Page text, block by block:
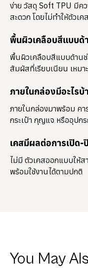
ง่าย วัสดุ Soft TPU มีค
สะดวก โดยไม่ทำให้ตัวเ
พื้นผิวเคลือบสีแบบด้
พื้นผิวเคลือบสีแบบด้านช่
สัมผัสที่เรียบเนียน เหมา
ภายในกล่องมีอะไรบ้
ภายในกล่องมาพร้อม คา
กระเป๋า กุญแจ หรืออุปก
เคสมีผลต่อการเปิด-
ไม่มี ตัวเคสออกแบบให้ส
พร้อมใช้งานได้ตามปกติ
You May